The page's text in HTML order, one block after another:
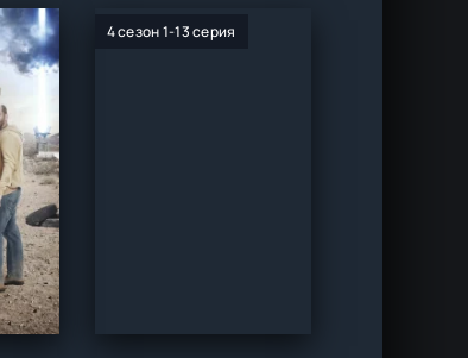
4 сезон 1-13 серия